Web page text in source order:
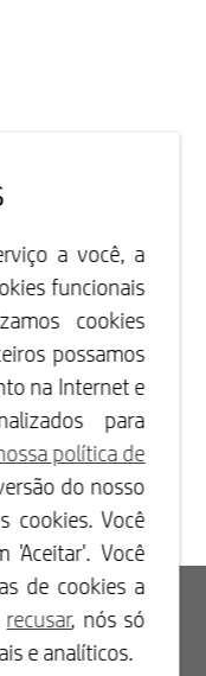
a você, a
funcionais
cookies
possamos
na Internet e
para
política de
do nosso
cookies. Você
'Aceitar'. Você
de cookies a
recusar, nós só
e analíticos.